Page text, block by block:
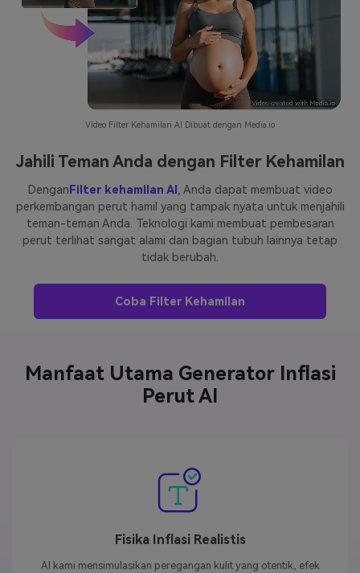
Jahili Teman Anda dengan Filter Kehamilan
Dengan Filter kehamilan AI , Anda dapat membuat video
perkembangan perut hamil yang tampak nyata untuk menjahili
teman-teman Anda. Teknologi kami membuat pembesaran
perut terlihat sangat alami dan bagian tubuh lainnya tetap
tidak berubah.
Coba Filter Kehamilan
Video Filter Kehamilan AI Dibuat dengan Media.io
Manfaat Utama Generator Inflasi
Perut AI
Fisika Inflasi Realistis
AI kami mensimulasikan peregangan kulit yang otentik, efek